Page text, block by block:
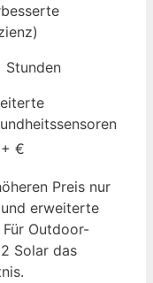
Stunden
€
Preis nur
erweiterte
Outdoor-
Solar das